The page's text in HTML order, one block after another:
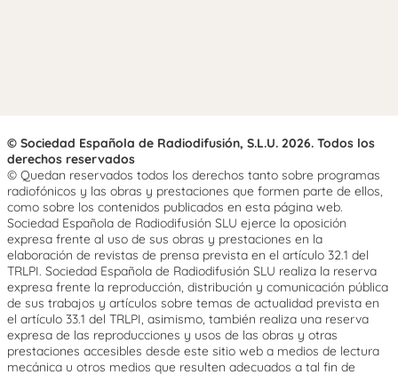
© Sociedad Española de Radiodifusión, S.L.U. 2026. Todos los
derechos reservados
© Quedan reservados todos los derechos tanto sobre programas
radiofónicos y las obras y prestaciones que formen parte de ellos,
como sobre los contenidos publicados en esta página web.
Sociedad Española de Radiodifusión SLU ejerce la oposición
expresa frente al uso de sus obras y prestaciones en la
elaboración de revistas de prensa prevista en el artículo 32.1 del
TRLPI. Sociedad Española de Radiodifusión SLU realiza la reserva
expresa frente la reproducción, distribución y comunicación pública
de sus trabajos y artículos sobre temas de actualidad prevista en
el artículo 33.1 del TRLPI, asimismo, también realiza una reserva
expresa de las reproducciones y usos de las obras y otras
prestaciones accesibles desde este sitio web a medios de lectura
mecánica u otros medios que resulten adecuados a tal fin de